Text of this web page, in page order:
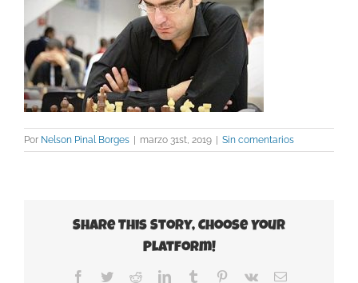
Por Nelson Pinal Borges | marzo 31st, 2019 | Sin comentarios
Share This Story, Choose Your
Platform!
Facebook
TwitterRedditLinkedInTumblr Pinterest
Vk
Correo